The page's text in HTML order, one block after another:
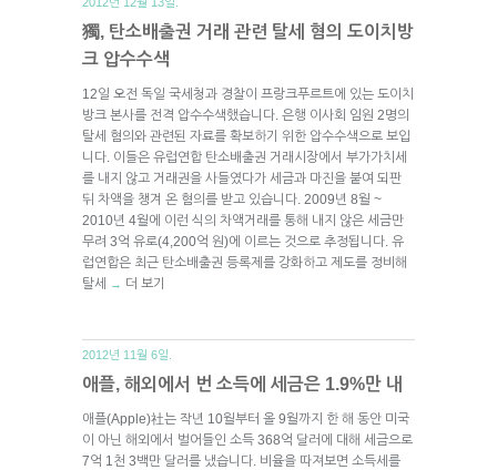
獨, 탄소배출권 거래 관련 탈세 혐의 도이치방
크 압수수색
12일 오전 독일 국세청과 경찰이 프랑크푸르트에 있는 도이치
방크 본사를 전격 압수수색했습니다. 은행 이사회 임원 2명의
탈세 혐의와 관련된 자료를 확보하기 위한 압수수색으로 보입
니다. 이들은 유럽연합 탄소배출권 거래시장에서 부가가치세
를 내지 않고 거래권을 사들였다가 세금과 마진을 붙여 되판
뒤 차액을 챙겨 온 혐의를 받고 있습니다. 2009년 8월 ~
2010년 4월에 이런 식의 차액거래를 통해 내지 않은 세금만
무려 3억 유로(4,200억 원)에 이르는 것으로 추정됩니다. 유
럽연합은 최근 탄소배출권 등록제를 강화하고 제도를 정비해
탈세
→ 더 보기
2012년 11월 6일.
애플, 해외에서 번 소득에 세금은 1.9%만 내
애플(Apple)社는 작년 10월부터 올 9월까지 한 해 동안 미국
이 아닌 해외에서 벌어들인 소득 368억 달러에 대해 세금으로
7억 1천 3백만 달러를 냈습니다. 비율을 따져보면 소득세를